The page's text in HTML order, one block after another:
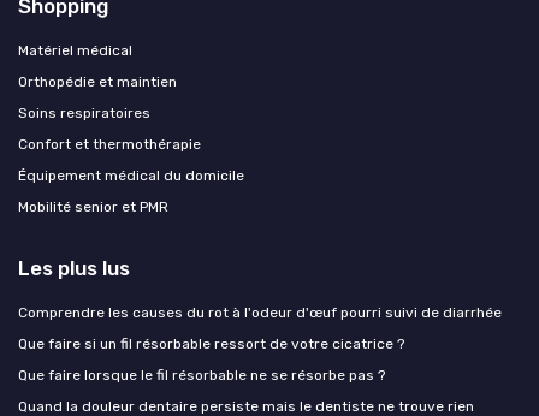
Shopping
Matériel médical
Orthopédie et maintien
Soins respiratoires
Confort et thermothérapie
Équipement médical du domicile
Mobilité senior et PMR
Les plus lus
Comprendre les causes du rot à l'odeur d'œuf pourri suivi de diarrhée
Que faire si un fil résorbable ressort de votre cicatrice ?
Que faire lorsque le fil résorbable ne se résorbe pas ?
Quand la douleur dentaire persiste mais le dentiste ne trouve rien